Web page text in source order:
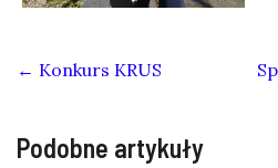
← Konkurs KRUS
Podobne artykuły